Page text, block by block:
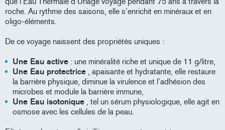
roche. Au rythme des saisons, elle s’enrichit en minéraux et en
oligo-éléments.
De ce voyage naissent des propriétés uniques :
Une Eau active : une minéralité riche et unique de 11 g/litre,
Une Eau protectrice , apaisante et hydratante, elle restaure
la barrière physique, diminue la virulence et l’adhésion des
microbes et module la barrière immune,
Une Eau isotonique , tel un sérum physiologique, elle agit en
osmose avec les cellules de la peau.